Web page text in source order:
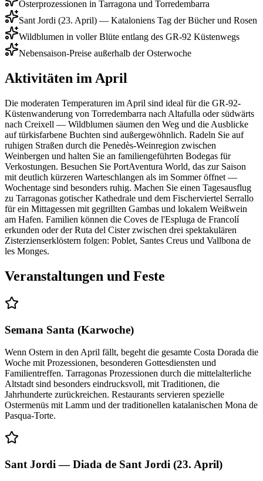
Osterprozessionen in Tarragona und Torredembarra
Sant Jordi (23. April) — Kataloniens Tag der Bücher und Rosen
Wildblumen in voller Blüte entlang des GR-92 Küstenwegs
Nebensaison-Preise außerhalb der Osterwoche
Aktivitäten im April
Die moderaten Temperaturen im April sind ideal für die GR-92-
Küstenwanderung von Torredembarra nach Altafulla oder südwärts
nach Creixell — Wildblumen säumen den Weg und die Ausblicke
auf türkisfarbene Buchten sind außergewöhnlich. Radeln Sie auf
ruhigen Straßen durch die Penedès-Weinregion zwischen
Weinbergen und halten Sie an familiengeführten Bodegas für
Verkostungen. Besuchen Sie PortAventura World, das zur Saison
mit deutlich kürzeren Warteschlangen als im Sommer öffnet —
Wochentage sind besonders ruhig. Machen Sie einen Tagesausflug
zu Tarragonas gotischer Kathedrale und dem Fischerviertel Serrallo
für ein Mittagessen mit gegrillten Gambas und lokalem Weißwein
am Hafen. Familien können die Coves de l'Espluga de Francolí
erkunden oder der Ruta del Cister zwischen drei spektakulären
Zisterzienserklöstern folgen: Poblet, Santes Creus und Vallbona de
les Monges.
Veranstaltungen und Feste
Semana Santa (Karwoche)
Wenn Ostern in den April fällt, begeht die gesamte Costa Dorada die
Woche mit Prozessionen, besonderen Gottesdiensten und
Familientreffen. Tarragonas Prozessionen durch die mittelalterliche
Altstadt sind besonders eindrucksvoll, mit Traditionen, die
Jahrhunderte zurückreichen. Restaurants servieren spezielle
Ostermenüs mit Lamm und der traditionellen katalanischen Mona de
Pasqua-Torte.
Sant Jordi — Diada de Sant Jordi (23. April)